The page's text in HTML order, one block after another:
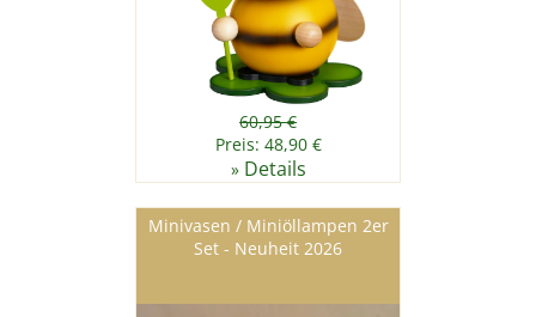
60,95 €
Preis: 48,90 €
» Details
Minivasen / Miniöllampen 2er
Set - Neuheit 2026